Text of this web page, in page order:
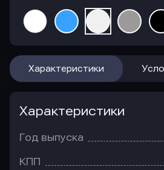
Характеристики
Характеристики
Год выпуска
КПП